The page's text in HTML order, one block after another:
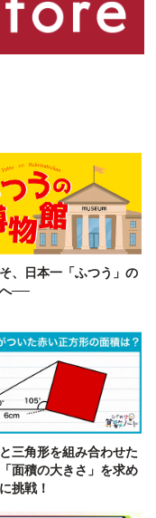
、日本一「ふつう」の
──
三角形を組み合わせた
面積の大きさ」を求め
挑戦！